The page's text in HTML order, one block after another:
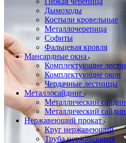
Дымоходы
Костыли кровельные
Металлочерепица
Софиты
Фальцевая кровля
Мансардные окна
Комплектующие
Комплектующие окон
Чердачные лестницы
Металлосайдинг
Металлический
Металлический
Нержавеющий прокат
Круг нержавеющий
Труба нержавеющая